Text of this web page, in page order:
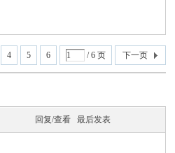
4 5 6 / 6 页 下一页
回复/查看 最后发表